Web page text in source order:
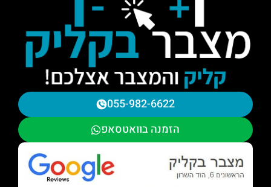
055-982-6622
הזמנה בוואטסאפ